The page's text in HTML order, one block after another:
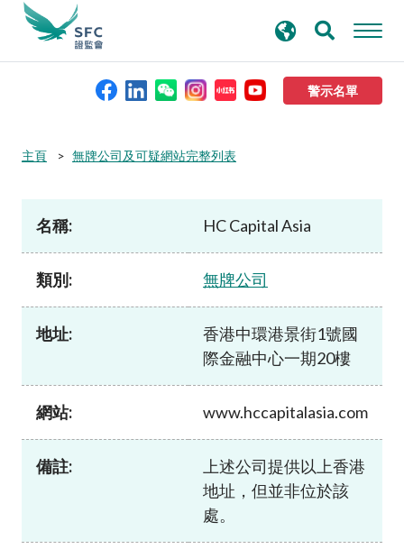
警示名單
本會簡介
規則及標準
資料庫
加入本會
尋
主頁 無牌公司及可疑網站完整列表
名稱: HC Capital Asia
類別: 無牌公司
地址:
香港中環港景街1號國
際金融中心一期20樓
網站: www.hccapitalasia.com
備註:
上述公司提供以上香港
地址，但並非位於該
處。